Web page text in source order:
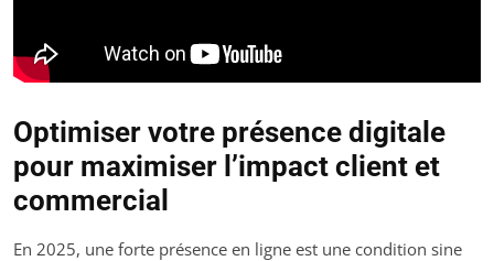
Optimiser votre présence digitale
pour maximiser l’impact client et
commercial
En 2025, une forte présence en ligne est une condition sine